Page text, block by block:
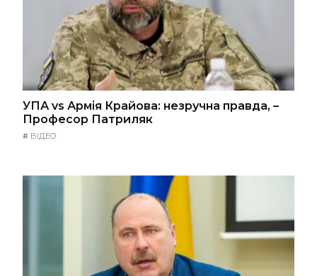
УПА vs Армія Крайова: незручна правда, –
Професор Патриляк
# ВІДЕО